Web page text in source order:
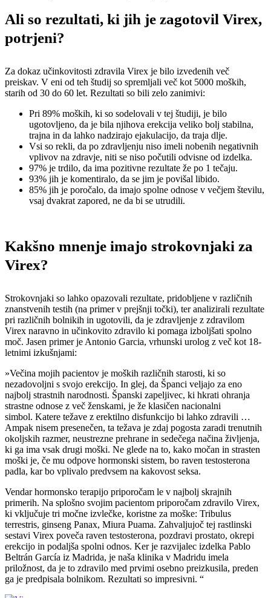
Ali so rezultati, ki jih je zagotovil Virex,
potrjeni?
Za dokaz učinkovitosti zdravila Virex je bilo izvedenih več
preiskav. V eni od teh študij so spremljali več kot 5000 moških,
starih od 30 do 60 let. Rezultati so bili zelo zanimivi:
Pri 89% moških, ki so sodelovali v tej študiji, je bilo
ugotovljeno, da je bila njihova erekcija veliko bolj stabilna,
trajna in da lahko nadzirajo ejakulacijo, da traja dlje.
Vsi so rekli, da po zdravljenju niso imeli nobenih negativnih
vplivov na zdravje, niti se niso počutili odvisne od izdelka.
97% je trdilo, da ima pozitivne rezultate že po 1 tečaju.
93% jih je komentiralo, da se jim je povišal libido.
85% jih je poročalo, da imajo spolne odnose v večjem številu,
vsaj dvakrat zapored, ne da bi se utrudili.
Kakšno mnenje imajo strokovnjaki za
Virex?
Strokovnjaki so lahko opazovali rezultate, pridobljene v različnih
znanstvenih testih (na primer v prejšnji točki), ter analizirali rezultate
pri različnih bolnikih in ugotovili, da je zdravljenje z zdravilom
Virex naravno in učinkovito zdravilo ki pomaga izboljšati spolno
moč. Jasen primer je Antonio Garcia, vrhunski urolog z več kot 18-
letnimi izkušnjami:
»Večina mojih pacientov je moških različnih starosti, ki so
nezadovoljni s svojo erekcijo. In glej, da Španci veljajo za eno
najbolj strastnih narodnosti. Španski zapeljivec, ki hkrati ohranja
strastne odnose z več ženskami, je že klasičen nacionalni
simbol. Katere težave z erektilno disfunkcijo bi lahko zdravili …
Ampak nisem presenečen, ta težava je zdaj pogosta zaradi trenutnih
okoljskih razmer, neustrezne prehrane in sedečega načina življenja,
ki ga ima vsak drugi moški. Ne glede na to, kako močan in strasten
moški je, če mu odpove hormonski sistem, bo raven testosterona
padla, kar bo vplivalo predvsem na kakovost seksa.
Vendar hormonsko terapijo priporočam le v najbolj skrajnih
primerih. Na splošno svojim pacientom priporočam zdravilo Virex,
ki vključuje tri močne izvlečke, koristne za moške: Tribulus
terrestris, ginseng Panax, Miura Puama. Zahvaljujoč tej rastlinski
sestavi Virex poveča raven testosterona, pozdravi prostato, okrepi
erekcijo in podaljša spolni odnos. Ker je razvijalec izdelka Pablo
Beltrán García iz Madrida, je naša klinika v Madridu imela
priložnost, da je to zdravilo med prvimi osebno preizkusila, preden
ga je predpisala bolnikom. Rezultati so impresivni. “